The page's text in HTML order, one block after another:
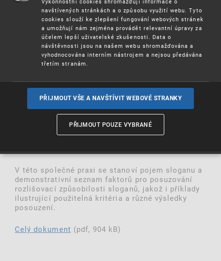
pojmu „tematické zaměření“, jakož i obecné
zásady pro provádění posouzení označení
popisujících tematické zaměření výrobků a/nebo
služeb, pro které se požaduje ochrana. Obsahuje
také demonstrativní výčet příkladů ilustrujících
označení, která jsou v souvislosti s tematickým
zaměřením výrobků a/nebo služeb považována za
popisná považována nejsou.
Celý dokument
Dále se Úřady duševního vlastnictví EU dohodly na
společné praxipři posuzování rozlišovací
V této společné praxi se stanoví pojem sloganu a
demonstrativní seznam faktorů pro posuzování
rozlišovací způsobilosti sloganů, jakož i příklady
ilustrující použitelná kritéria a různé výsledky
posouzení.
Celý dokument (pdf, 904 kB)
navštívených stránkách a o způsobu využití webu. Tyto
cookies slouží ke zlepšení fungování webových stránek
a umožňují nám zejména provádět relevantní úpravy za
účelem lepší uživatelské zkušenosti. Data o
návštěvnosti jsou na našem webu shromažďována a
vyhodnocována interním nástrojem a nejsou předávána
třetím stranám.
PŘIJMOUT VŠE A NAVŠTÍVIT WEBOVÉ STRANKY
PŘIJMOUT POUZE VYBRANÉ